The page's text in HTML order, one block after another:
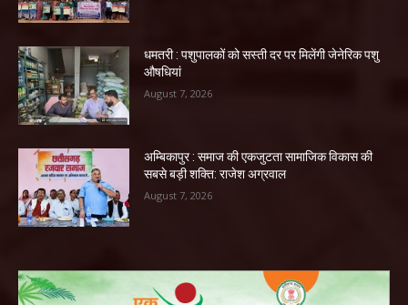
धमतरी : पशुपालकों को सस्ती दर पर मिलेंगी जेनेरिक पशु
औषधियां
August 7, 2026
अम्बिकापुर : समाज की एकजुटता सामाजिक विकास की
सबसे बड़ी शक्ति: राजेश अग्रवाल
August 7, 2026